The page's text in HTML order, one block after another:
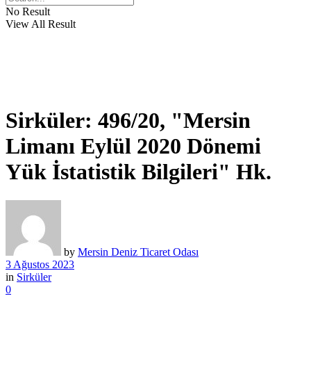
No Result
View All Result
Sirküler: 496/20, "Mersin
Limanı Eylül 2020 Dönemi
Yük İstatistik Bilgileri" Hk.
by Mersin Deniz Ticaret Odası
3 Ağustos 2023
in Sirküler
0